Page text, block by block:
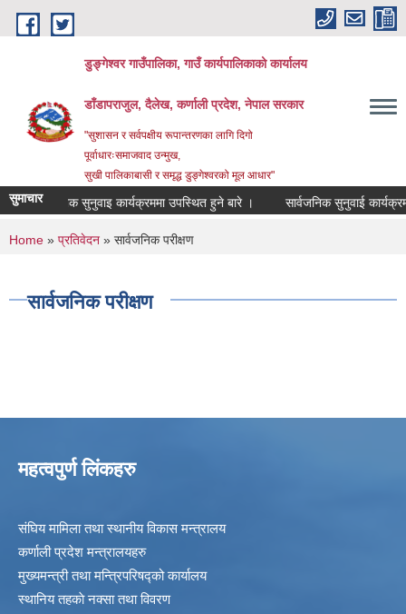
Skip to main content
डुङ्गेश्वर गाउँपालिका, गाउँ कार्यपालिकाको कार्यालय
डाँडापराजुल, दैलेख, कर्णाली प्रदेश, नेपाल सरकार
"सुशासन र सर्वपक्षीय रूपान्तरणका लागि दिगो
पूर्वाधारःसमाजवाद उन्मुख,
सुखी पालिकाबासी र समृद्ध डुङ्गेश्वरको मूल आधार"
सुमाचार
सार्वजनिक सुनुवाइ कार्यक्रममा उपस्थित हुने बारे । सार्वजनिक सुनुवाई
You are here
Home » प्रतिवेदन » सार्वजनिक परीक्षण
सार्वजनिक परीक्षण
महत्वपुर्ण लिंकहरु
संघिय मामिला तथा स्थानीय विकास मन्त्रालय
कर्णाली प्रदेश मन्त्रालयहरु
मुख्यमन्त्री तथा मन्त्रिपरिषद्को कार्यालय
स्थानिय तहकाे नक्सा तथा विवरण